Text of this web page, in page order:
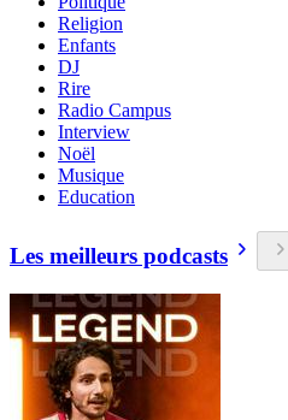
Religion
Enfants
DJ
Rire
Radio Campus
Interview
Noël
Musique
Education
Les meilleurs podcasts